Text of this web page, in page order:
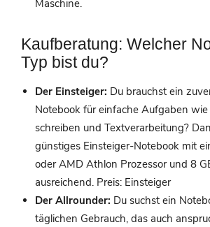
Maschine.
Kaufberatung: Welcher
Typ bist du?
Der Einsteiger: Du brauchst ein
Notebook für einfache Aufgaben
schreiben und Textverarbeitung?
günstiges Einsteiger-Notebook mit
oder AMD Athlon Prozessor und 8
ausreichend. Preis: Einsteiger
Der Allrounder: Du suchst ein
täglichen Gebrauch, das auch